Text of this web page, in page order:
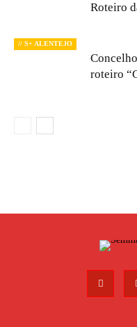
Roteiro
// S+ ALENTEJO
roteiro